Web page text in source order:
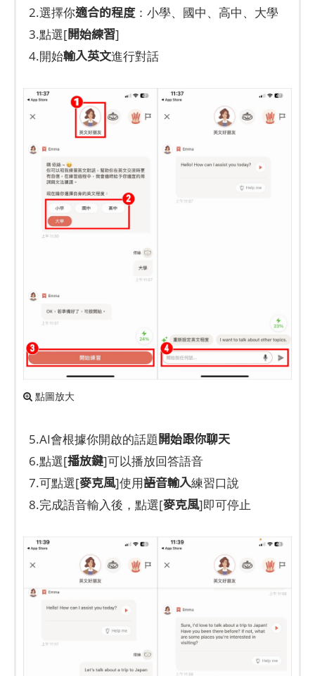
2.選擇你適合的程度：小學、國中、高中、大學
3.點選[開始練習]
4.開始輸入英文進行對話
點圖放大
5.AI會根據你開啟的話題開始跟你聊天
6.點選[播放鍵]可以播放回答語音
7.可點選[麥克風]使用語音輸入練習口說
8.完成語音輸入後，點選[麥克風]即可停止